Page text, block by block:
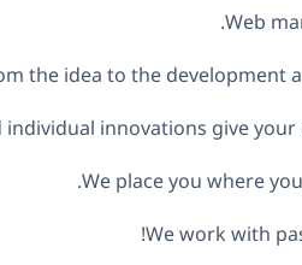
Web
the idea to the development
innovations give
We place you where
We work with